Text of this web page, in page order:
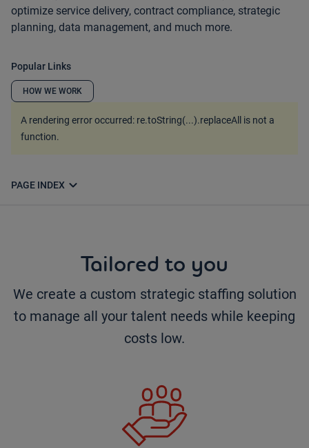
optimize service delivery, contract compliance, strategic
planning, data management, and much more.
Popular Links
HOW WE WORK
A rendering error occurred: re.toString(...).replaceAll is not a
function.
PAGE INDEX expand_more
Tailored to you
We create a custom strategic staffing solution
to manage all your talent needs while keeping
costs low.